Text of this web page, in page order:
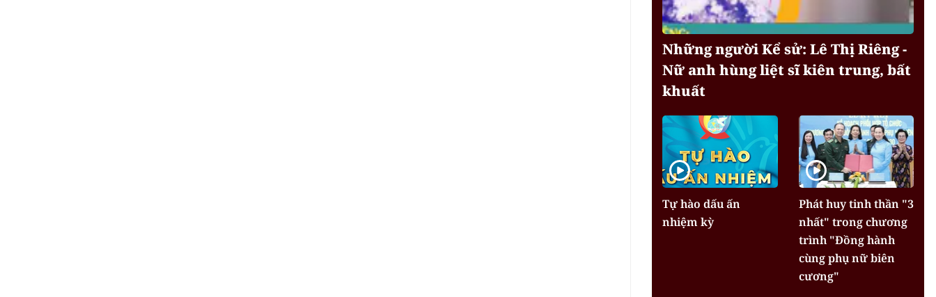
Những người Kể sử: Lê Thị Riêng -
Nữ anh hùng liệt sĩ kiên trung, bất
khuất
Tự hào dấu ấn
nhiệm kỳ
Phát huy tinh thần "3
nhất" trong chương
trình "Đồng hành
cùng phụ nữ biên
cương"